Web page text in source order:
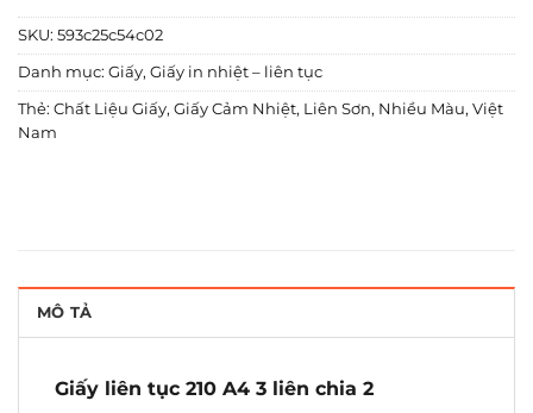
SKU: 593c25c54c02
Danh mục: Giấy, Giấy in nhiệt – liên tục
Thẻ: Chất Liệu Giấy, Giấy Cảm Nhiệt, Liên Sơn, Nhiều Màu, Việt
Nam
MÔ TẢ
Giấy liên tục 210 A4 3 liên chia 2